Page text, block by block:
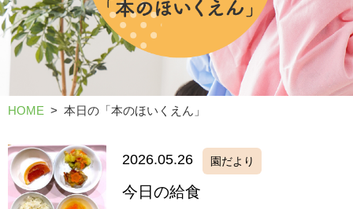
HOME 本日の「本のほいくえん」
2026.05.26 園だより
今日の給食